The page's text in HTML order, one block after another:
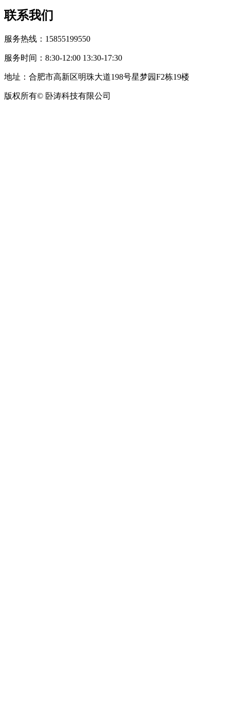
联系我们
服务热线：15855199550
服务时间：8:30-12:00 13:30-17:30
地址：合肥市高新区明珠大道198号星梦园F2栋19楼
版权所有© 卧涛科技有限公司